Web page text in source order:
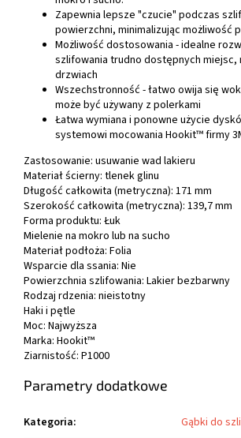
Zapewnia lepsze "czucie" podczas
powierzchni, minimalizując możliwość
Możliwość dostosowania - idealne
szlifowania trudno dostępnych miejsc,
drzwiach
Wszechstronność - łatwo owija się
może być używany z polerkami
Łatwa wymiana i ponowne użycie
systemowi mocowania Hookit™ firmy
Zastosowanie: usuwanie wad lakieru
Materiał ścierny: tlenek glinu
Długość całkowita (metryczna): 171 mm
Szerokość całkowita (metryczna): 139,7 mm
Forma produktu: Łuk
Mielenie na mokro lub na sucho
Materiał podłoża: Folia
Wsparcie dla ssania: Nie
Powierzchnia szlifowania: Lakier bezbarwny
Rodzaj rdzenia: nieistotny
Haki i pętle
Moc: Najwyższa
Marka: Hookit™
Ziarnistość: P1000
Parametry dodatkowe
Kategoria:
Gąbki do